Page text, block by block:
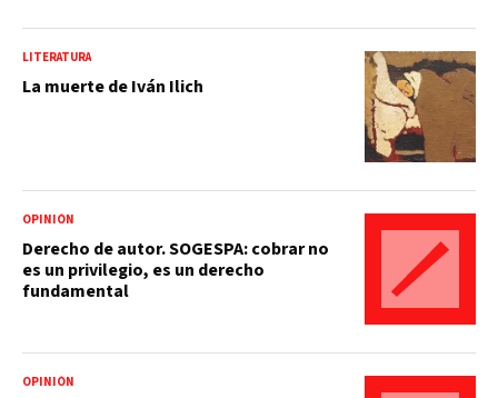
LITERATURA
La muerte de Iván Ilich
OPINIÓN
Derecho de autor. SOGESPA: cobrar no
es un privilegio, es un derecho
fundamental
OPINIÓN